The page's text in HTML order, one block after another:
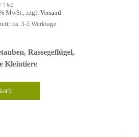
/ 1 kg)
MwSt., zzgl.Versand
ca. 3-5 Werktage
Rassegeflügel,
Kleintiere